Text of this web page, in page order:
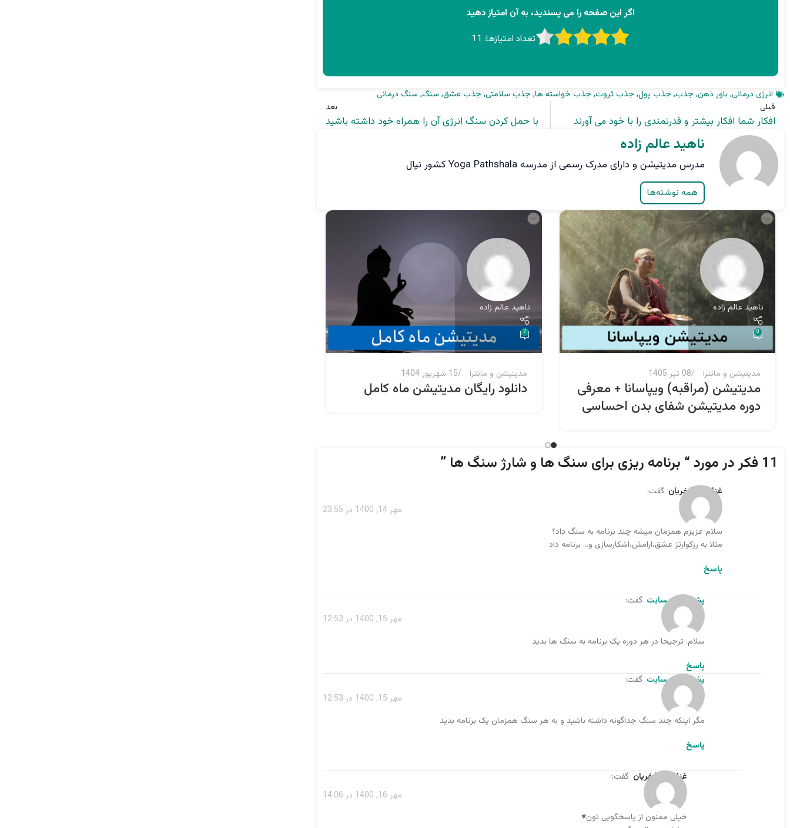
اگر این صفحه را می پسندید، به آن امتیاز دهید
تعداد امتیازها: 11
انرژی درمانی, باور ذهن, جذب, جذب پول, جذب ثروت, جذب خواسته ها, جذب سلامتی, جذب عشق, سنگ, سنگ درمانی
قبلی
افکار شما افکار بیشتر و قدرتمندی را با خود می آورند
بعد
با حمل کردن سنگ انرژی آن را همراه خود داشته باشید
ناهید عالم زاده
مدرس مدیتیشن و دارای مدرک رسمی از مدرسه Yoga Pathshala کشور نپال
همه نوشته‌ها
ناهید عالم زاده
0
مدیتیشن و مانترا 08 تیر 1405
مدیتیشن (مراقبه) ویپاسانا + معرفی
دوره مدیتیشن شفای بدن احساسی
ناهید عالم زاده
7
مدیتیشن و مانترا 15 شهریور 1404
دانلود رایگان مدیتیشن ماه کامل
11 فکر در مورد “ برنامه ریزی برای سنگ ها و شارژ سنگ ها ”
غزل امیرفخریان گفت:
مهر 14, 1400 در 23:55
سلام عزیزم همزمان میشه چند برنامه به سنگ داد؟
مثلا به رزکوارتز عشق،ارامش،اشکارسازی و… برنامه داد
پاسخ
پشتیبان وبسایت گفت:
مهر 15, 1400 در 12:53
سلام. ترجیحا در هر دوره یک برنامه به سنگ ها بدید
پاسخ
پشتیبان وبسایت گفت:
مهر 15, 1400 در 12:53
مگر اینکه چند سنگ جداگونه داشته باشید و به هر سنگ همزمان یک برنامه بدید
پاسخ
غزل امیرفخریان گفت:
مهر 16, 1400 در 14:06
خیلی ممنون از پاسخگویی تون♥️